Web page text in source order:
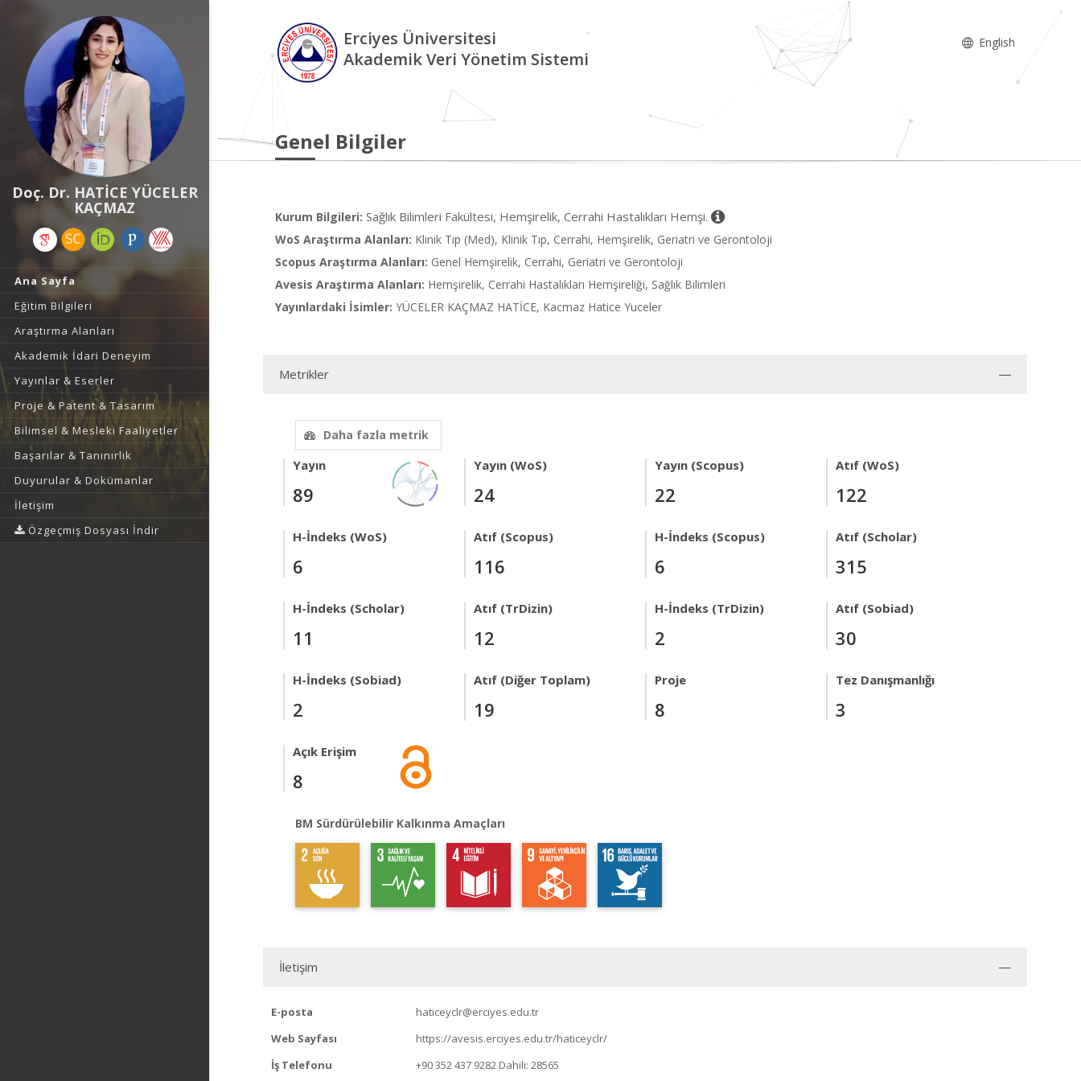
Doç. Dr. HATİCE YÜCELER
KAÇMAZ
Ana Sayfa
Eğitim Bilgileri
Araştırma Alanları
Akademik İdari Deneyim
Yayınlar & Eserler
Proje & Patent & Tasarım
Bilimsel & Mesleki Faaliyetler
Başarılar & Tanınırlık
Duyurular & Dokümanlar
İletişim
Özgeçmiş Dosyası İndir
Erciyes Üniversitesi
Akademik Veri Yönetim Sistemi
English
Genel Bilgiler
Kurum Bilgileri: Sağlık Bilimleri Fakültesi, Hemşirelik, Cerrahi Hastalıkları Hemşi.
WoS Araştırma Alanları: Klinik Tıp (Med), Klinik Tıp, Cerrahi, Hemşirelik, Geriatri ve Gerontoloji
Scopus Araştırma Alanları: Genel Hemşirelik, Cerrahi, Geriatri ve Gerontoloji
Avesis Araştırma Alanları: Hemşirelik, Cerrahi Hastalıkları Hemşireliği, Sağlık Bilimleri
Yayınlardaki İsimler: YÜCELER KAÇMAZ HATİCE, Kacmaz Hatice Yuceler
Metrikler
Daha fazla metrik
Yayın
89
Yayın (WoS)
24
Yayın (Scopus)
22
Atıf (WoS)
122
H-İndeks (WoS)
6
Atıf (Scopus)
116
H-İndeks (Scopus)
6
Atıf (Scholar)
315
H-İndeks (Scholar)
11
Atıf (TrDizin)
12
H-İndeks (TrDizin)
2
Atıf (Sobiad)
30
H-İndeks (Sobiad)
2
Atıf (Diğer Toplam)
19
Proje
8
Tez Danışmanlığı
3
Açık Erişim
8
BM Sürdürülebilir Kalkınma Amaçları
İletişim
E-posta
haticeyclr@erciyes.edu.tr
Web Sayfası
https://avesis.erciyes.edu.tr/haticeyclr/
İş Telefonu
+90 352 437 9282 Dahili: 28565